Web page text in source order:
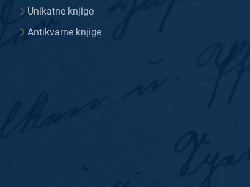
Unikatne knjige
Antikvarne knjige